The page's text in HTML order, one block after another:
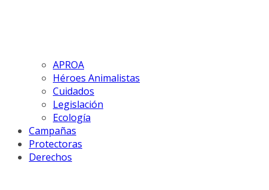
APROA
Héroes Animalistas
Cuidados
Legislación
Ecología
Campañas
Protectoras
Derechos